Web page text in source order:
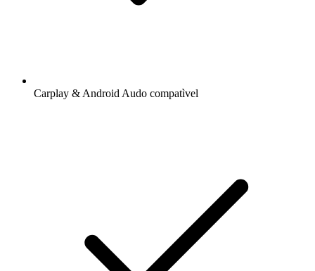
Carplay & Android Audo compatìvel